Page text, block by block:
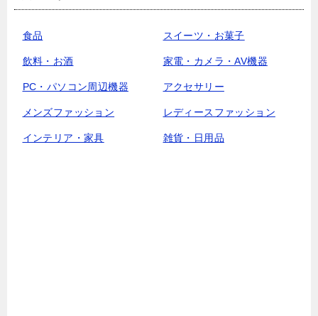
食品 スイーツ・お菓子
飲料・お酒 家電・カメラ・AV機器
PC・パソコン周辺機器 アクセサリー
メンズファッション レディースファッション
インテリア・家具 雑貨・日用品